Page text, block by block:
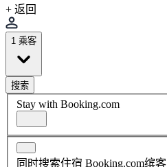
+ 返回
1 乘客
搜索
Stay with Booking.com
同时搜索住宿 Booking.com缤客